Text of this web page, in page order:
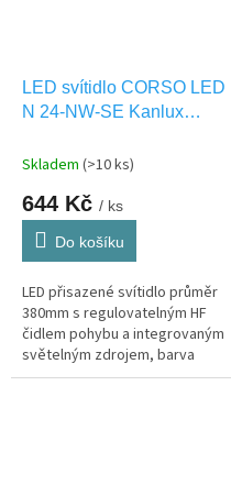
LED svítidlo CORSO LED
N 24-NW-SE Kanlux
Skladem (>10 ks)
644 Kč / ks
Do košíku
LED přisazené svítidlo průměr
380mm s regulovatelným HF
čidlem pohybu a integrovaným
světelným zdrojem, barva
světla NW-neutrální bílá. Vhodná